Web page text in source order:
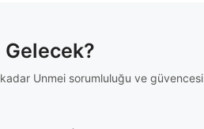
Gelecek?
Unmei sorumluluğu ve güvencesi